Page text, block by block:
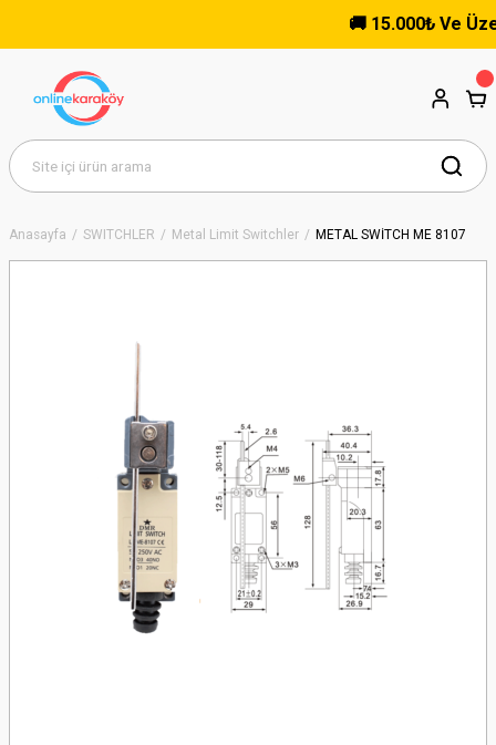
🚚 15.000₺ Ve
Anasayfa SWITCHLER Metal Limit Switchler METAL SWİTCH ME 8107